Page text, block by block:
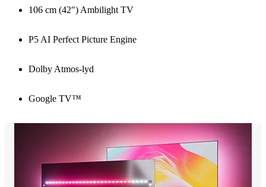
106 cm (42") Ambilight TV
P5 AI Perfect Picture Engine
Dolby Atmos-lyd
Google TV™